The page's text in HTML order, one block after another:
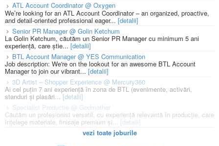
ATL Account Coordinator @ Oxygen
We’re looking for an ATL Account Coordinator – an organized, proactive,
and detail-oriented professional eager... [detalii]
Senior PR Manager @ Golin Ketchum
La Golin Ketchum, căutăm un Senior PR Manager cu minimum 5 ani
experiență, care știe... [detalii]
BTL Account Manager @ YES Communication
Job description: We're on the lookout for an awesome BTL Account
Manager to join our vibrant... [detalii]
3D Artist – Shopper Experience @ Mercury360
Ai cel puțin 7 ani experiență în zona de BTL (evenimente, activări,
standuri și plasări...[detalii]
Specialist Productie @ Godmother
Căutăm un profesionist versatil, cu experiență relevantă în producție, care
înțelege materiale, finisaje premium și... [detalii]
vezi toate joburile